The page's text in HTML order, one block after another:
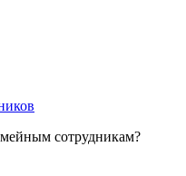
сотрудникам?